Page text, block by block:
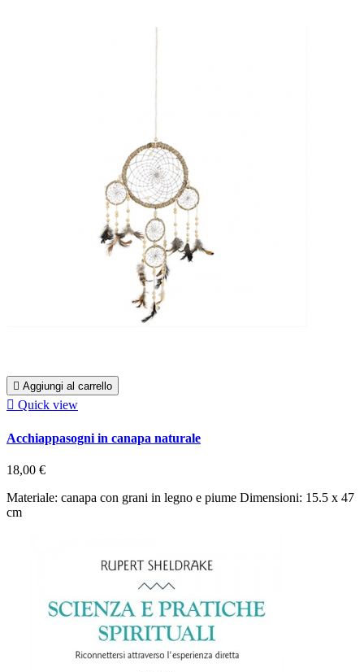
 Aggiungi al carrello
 Quick view
Acchiappasogni in canapa naturale
18,00 €
Materiale: canapa con grani in legno e piume Dimensioni: 15.5 x 47
cm